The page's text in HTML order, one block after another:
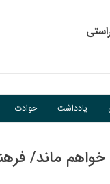
یادداشت حوادث
ماند/